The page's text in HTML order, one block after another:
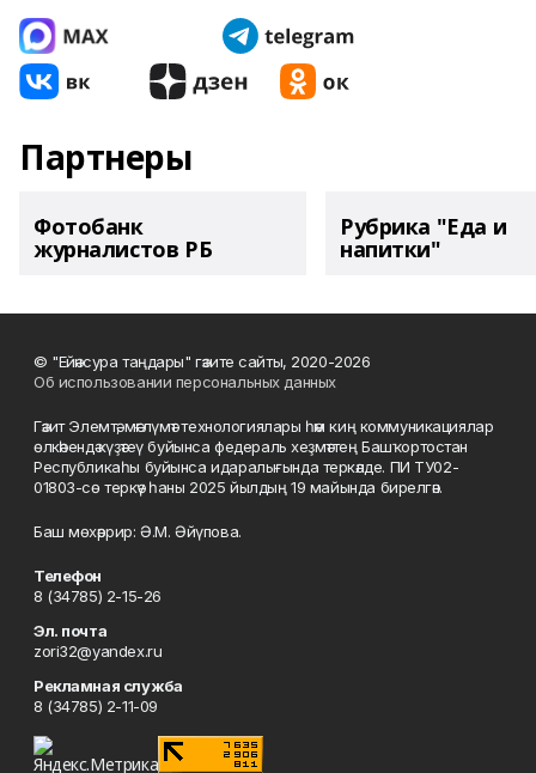
Партнеры
Фотобанк
журналистов РБ
Рубрика "Еда и
напитки"
© "Ейәнсура таңдары" гәзите сайты, 2020-2026
Об использовании персональных данных
Гәзит Элемтә, мәғлүмәт технологиялары һәм киң коммуникациялар
өлкәһендә күҙәтеү буйынса федераль хеҙмәттең Башҡортостан
Республикаһы буйынса идаралығында теркәлде. ПИ ТУ02-
01803-сө теркәү һаны 2025 йылдың 19 майында бирелгән.
Баш мөхәррир: Ә.М. Әйүпова.
Телефон
8 (34785) 2-15-26
Эл. почта
zori32@yandex.ru
Рекламная служба
8 (34785) 2-11-09